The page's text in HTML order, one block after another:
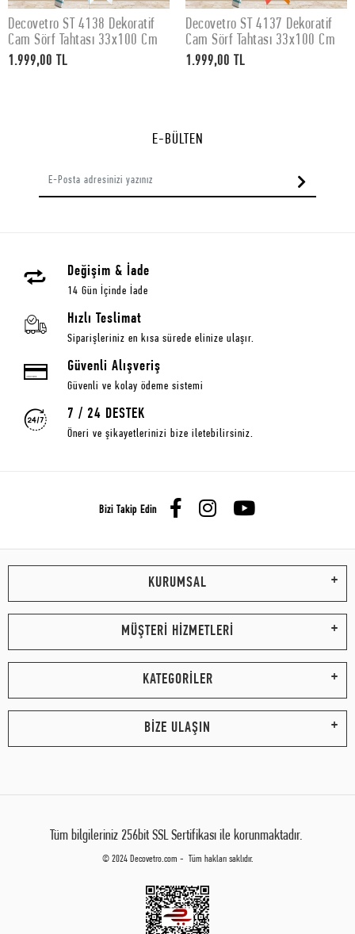
SEPETE EKLE
Decovetro ST 4138 Dekoratif
Cam Sörf Tahtası 33x100 Cm
1.999,00 TL
SEPETE EKLE
Decovetro ST 4137 Dekoratif
Cam Sörf Tahtası 33x100 Cm
1.999,00 TL
E-BÜLTEN
Değişim & İade
14 Gün İçinde İade
Hızlı Teslimat
Siparişleriniz en kısa sürede elinize ulaşır.
Güvenli Alışveriş
Güvenli ve kolay ödeme sistemi
7 / 24 DESTEK
Öneri ve şikayetlerinizi bize iletebilirsiniz.
Bizi Takip Edin
KURUMSAL
MÜŞTERİ HİZMETLERİ
KATEGORİLER
BİZE ULAŞIN
Tüm bilgileriniz 256bit SSL Sertifikası ile korunmaktadır.
© 2024 Decovetro.com - Tüm hakları saklıdır.